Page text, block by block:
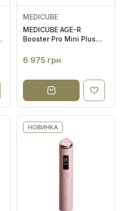
MEDICUBE
MEDICUBE AGE-R
Booster Pro Mini Plus
для домашнього
догляду за шкірою
6 975 грн
НОВИНКА